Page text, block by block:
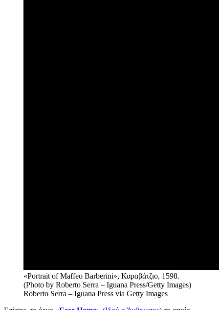
«Portrait of Maffeo Barberini», Καραβάτζιο, 1598.
(Photo by Roberto Serra – Iguana Press/Getty Images)
Roberto Serra – Iguana Press via Getty Images